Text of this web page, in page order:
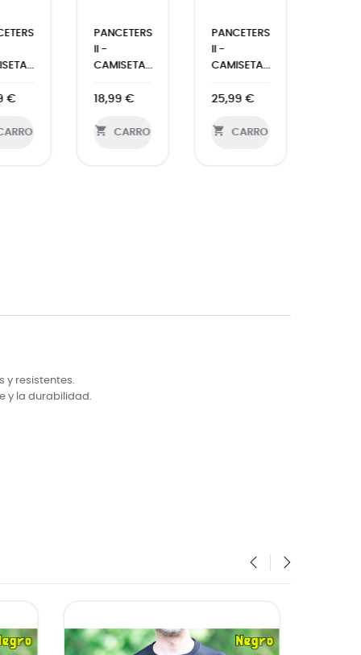
€
CARRO
PANCETERS
II -
SUDADERA...
29,99 €
 CARRO
PANCETERS
II -
SUDADERA
resistentes.
y la durabilidad.